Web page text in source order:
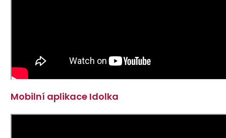
Mobilní aplikace Idolka